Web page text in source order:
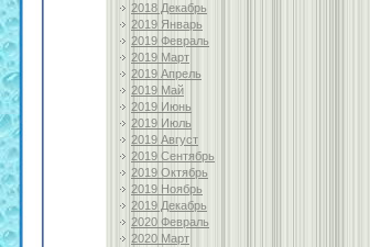
2018 Декабрь
2019 Январь
2019 Февраль
2019 Март
2019 Апрель
2019 Май
2019 Июнь
2019 Июль
2019 Август
2019 Сентябрь
2019 Октябрь
2019 Ноябрь
2019 Декабрь
2020 Февраль
2020 Март